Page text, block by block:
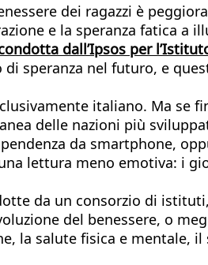
dei ragazzi è
e la speranza fatica a
dall’Ipsos per
speranza nel futuro, e
italiano. Ma se
delle nazioni più
da smartphone,
lettura meno emotiva: i
da un consorzio di
del benessere, o
la salute fisica e mentale,